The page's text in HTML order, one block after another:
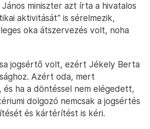
miniszter azt írta a hivatalos
aktivitását” is sérelmezik,
oka átszervezés volt, noha
jogsértő volt, ezért Jékely Berta
Azért oda, mert
ha a döntéssel nem elégedett,
dolgozó nemcsak a jogsértés
és kártérítést is kéri.